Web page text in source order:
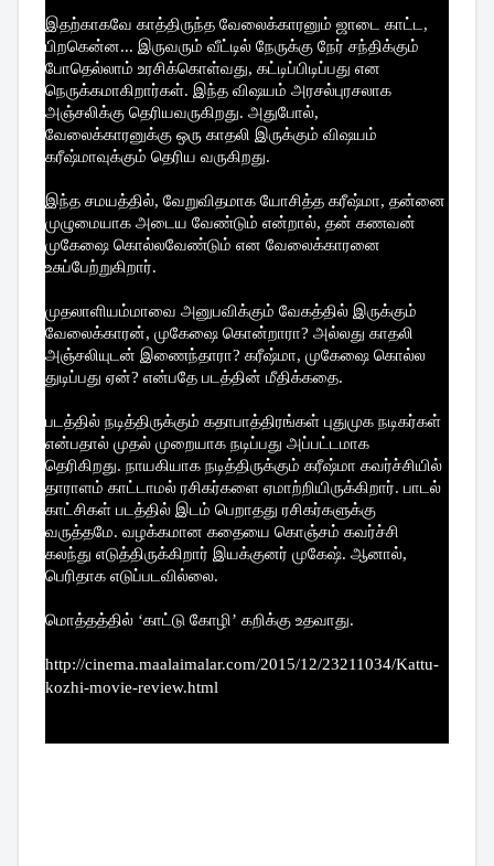
இதற்காகவே காத்திருந்த வேலைக்காரனும் ஜாடை காட்ட,
பிறகென்ன... இருவரும் வீட்டில் நேருக்கு நேர் சந்திக்கும்
போதெல்லாம் உரசிக்கொள்வது, கட்டிப்பிடிப்பது என
நெருக்கமாகிறார்கள். இந்த விஷயம் அரசல்புரசலாக
அஞ்சலிக்கு தெரியவருகிறது. அதுபோல்,
வேலைக்காரனுக்கு ஒரு காதலி இருக்கும் விஷயம்
கரீஷ்மாவுக்கும் தெரிய வருகிறது.
இந்த சமயத்தில், வேறுவிதமாக யோசித்த கரீஷ்மா, தன்னை
முழுமையாக அடைய வேண்டும் என்றால், தன் கணவன்
முகேஷை கொல்லவேண்டும் என வேலைக்காரனை
உசுப்பேற்றுகிறார்.
முதலாளியம்மாவை அனுபவிக்கும் வேகத்தில் இருக்கும்
வேலைக்காரன், முகேஷை கொன்றாரா? அல்லது காதலி
அஞ்சலியுடன் இணைந்தாரா? கரீஷ்மா, முகேஷை கொல்ல
துடிப்பது ஏன்? என்பதே படத்தின் மீதிக்கதை.
படத்தில் நடித்திருக்கும் கதாபாத்திரங்கள் புதுமுக நடிகர்கள்
என்பதால் முதல் முறையாக நடிப்பது அப்பட்டமாக
தெரிகிறது. நாயகியாக நடித்திருக்கும் கரீஷ்மா கவர்ச்சியில்
தாராளம் காட்டாமல் ரசிகர்களை ஏமாற்றியிருக்கிறார். பாடல்
காட்சிகள் படத்தில் இடம் பெறாதது ரசிகர்களுக்கு
வருத்தமே. வழக்கமான கதையை கொஞ்சம் கவர்ச்சி
கலந்து எடுத்திருக்கிறார் இயக்குனர் முகேஷ். ஆனால்,
பெரிதாக எடுப்படவில்லை.
மொத்தத்தில் ‘காட்டு கோழி’ கறிக்கு உதவாது.
http://cinema.maalaimalar.com/2015/12/23211034/Kattu-
kozhi-movie-review.html